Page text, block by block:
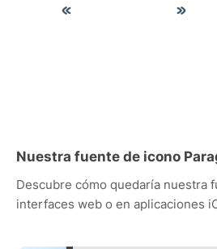
Nuestra fuente de icono
Descubre cómo quedaría nuestra
interfaces web o en aplicaciones